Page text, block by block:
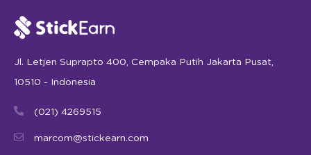
Jl. Letjen Suprapto 400, Cempaka Putih Jakarta Pusat,
10510 - Indonesia
(021) 4269515
marcom@stickearn.com